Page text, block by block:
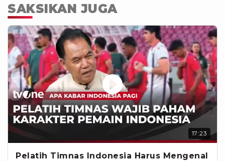
SAKSIKAN JUGA
17:23
Pelatih Timnas Indonesia Harus Mengenal